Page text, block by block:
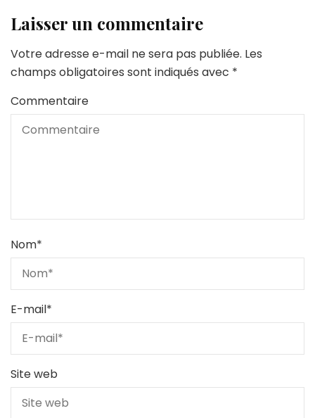
Laisser un commentaire
Votre adresse e-mail ne sera pas publiée. Les
champs obligatoires sont indiqués avec *
Commentaire
Nom*
E-mail*
Site web